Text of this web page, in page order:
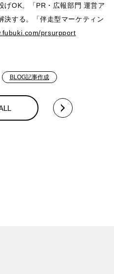
げOK。「PR・広報部門 運営ア
決する。「伴走型マーケティン
prsurpport
BLOG記事作成